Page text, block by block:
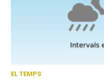
EL TEMPS